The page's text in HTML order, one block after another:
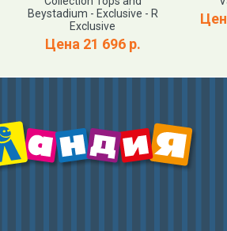
Beystadium - Exclusive - R
Exclusive
Цена 21 696 р.